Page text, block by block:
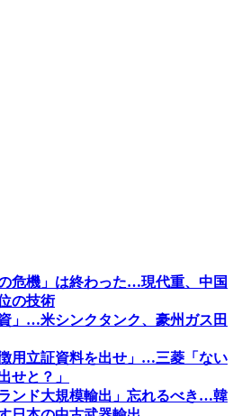
危機」は終わった…現代重、中国
の技術
」…米シンクタンク、豪州ガス田
用立証資料を出せ」…三菱「ない
せと？」
ンド大規模輸出」忘れるべき…韓